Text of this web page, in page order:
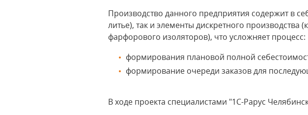
Производство данного предприятия содержит в
литье), так и элементы дискретного производства
фарфорового изоляторов), что усложняет процесс:
формирования плановой полной
формирование очереди заказов для
В ходе проекта специалистами "1С-Рарус